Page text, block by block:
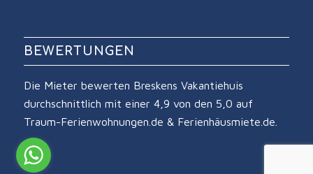
BEWERTUNGEN
Die Mieter bewerten Breskens Vakantiehuis
durchschnittlich mit einer 4,9 von den 5,0 auf
Traum-Ferienwohnungen.de & Ferienhäusmiete.de.